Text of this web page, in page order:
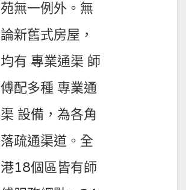
苑無一例外。無
論新舊式房屋，
均有 專業通渠 師
傅配多種 專業通
渠 設備，為各角
落疏通渠道。全
港18個區皆有師